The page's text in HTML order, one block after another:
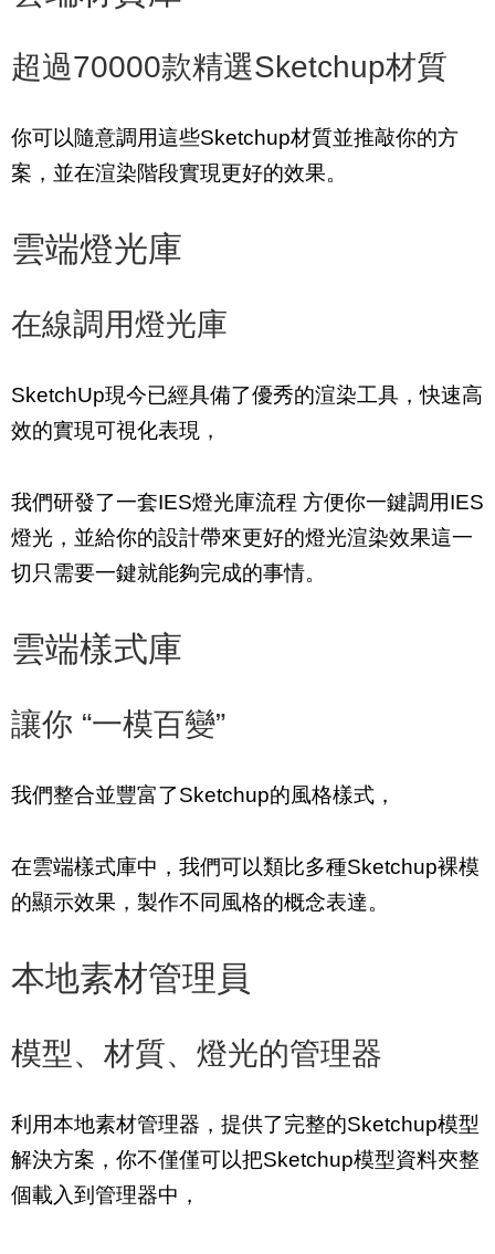
超過70000款精選Sketchup材質
你可以隨意調用這些Sketchup材質並推敲你的方
案，並在渲染階段實現更好的效果。
雲端燈光庫
在線調用燈光庫
SketchUp現今已經具備了優秀的渲染工具，快速高
效的實現可視化表現，
我們研發了一套IES燈光庫流程 方便你一鍵調用IES
燈光，並給你的設計帶來更好的燈光渲染效果這一
切只需要一鍵就能夠完成的事情。
雲端樣式庫
讓你 “一模百變”
我們整合並豐富了Sketchup的風格樣式，
在雲端樣式庫中，我們可以類比多種Sketchup裸模
的顯示效果，製作不同風格的概念表達。
本地素材管理員
模型、材質、燈光的管理器
利用本地素材管理器，提供了完整的Sketchup模型
解決方案，你不僅僅可以把Sketchup模型資料夾整
個載入到管理器中，